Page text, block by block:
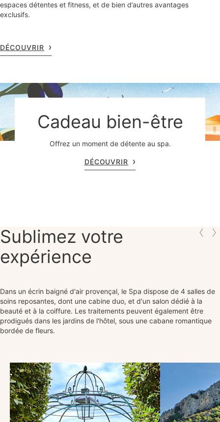
espaces détentes et fitness, et de bien d’autres avantages
exclusifs.
DÉCOUVRIR
Cadeau bien-être
Offrez un moment de détente au spa.
DÉCOUVRIR
Sublimez votre
expérience
Dans un écrin baigné d'air provençal, le Spa dispose de 4 salles de
soins reposantes, dont une cabine duo, et d'un salon dédié à la
beauté et à la coiffure. Les traitements peuvent également être
prodigués dans les jardins de l'hôtel, sous une cabane romantique
bordée de fleurs.